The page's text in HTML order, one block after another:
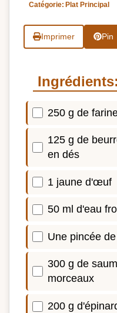
Catégorie: Plat Principal
Imprimer Pin
Ingrédients:
250 g de
125 g de
en dés
1 jaune d'œuf
50 ml d'eau
Une pincée
300 g de
morceaux
200 g